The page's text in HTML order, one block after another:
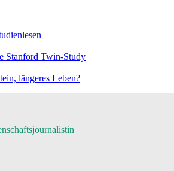
Stanford Twin-Study
längeres Leben?